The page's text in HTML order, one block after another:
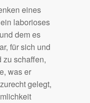
eines
laborioses
dem es
für sich und
zu schaffen,
was er
gelegt,